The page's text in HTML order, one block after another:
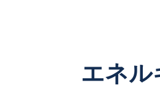
エネル